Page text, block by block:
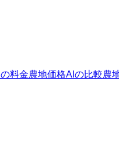
の料金農地価格AI の比較農